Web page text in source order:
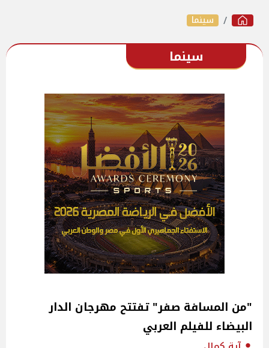
سينما
سينما
"من المسافة صفر" تفتتح مهرجان الدار
البيضاء للفيلم العربي